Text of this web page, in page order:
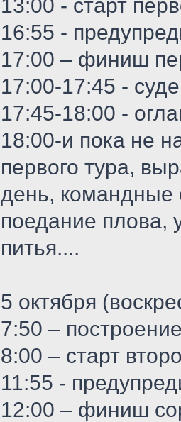
13:00 - старт
16:55 -
17:00 – финиш
17:00-17:45 -
17:45-18:00 -
18:00-и пока не
первого тура,
день, командные
поедание плова,
питья....
5 октября
7:50 –
8:00 – старт
11:55 -
12:00 – финиш